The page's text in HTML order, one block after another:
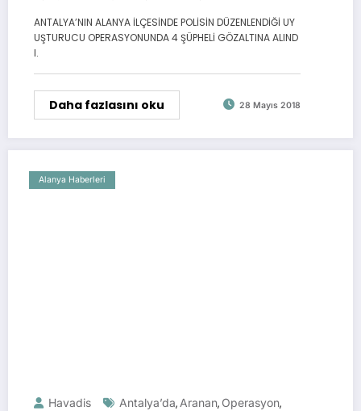
ANTALYA’NIN ALANYA İLÇESİNDE POLİSİN DÜZENLENDİĞİ UY
UŞTURUCU OPERASYONUNDA 4 ŞÜPHELİ GÖZALTINA ALIND
I.
Daha fazlasını oku 28 Mayıs 2018
Alanya Haberleri
Havadis Antalya’da, Aranan, Operasyon,